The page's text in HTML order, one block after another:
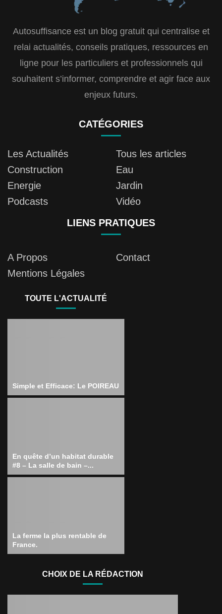
Autosuffisance est un blog gratuit qui centralise et
relai actualités, conseils pratiques, ressources en
ligne pour les particuliers et professionnels qui
souhaitent s’informer, comprendre et agir face aux
enjeux futurs.
CATÉGORIES
Les Actualités
Tous les articles
Construction
Eau
Energie
Jardin
Podcasts
Vidéo
LIENS PRATIQUES
A Propos
Contact
Mentions Légales
TOUTE L'ACTUALITÉ
Simple et Efficace: Le POIREAU
En quête d’un habitat durable
#8 – La salle de bain –...
La ferme la plus rentable de
France.
CHOIX DE LA RÉDACTION